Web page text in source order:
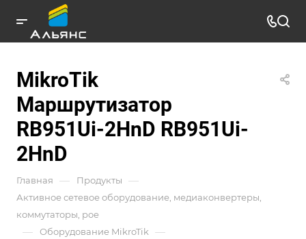
MikroTik
Маршрутизатор
RB951Ui-2HnD RB951Ui-
2HnD
Главная — Продукты —
Активное сетевое оборудование, медиаконвертеры,
коммутаторы, poe
— Оборудование MikroTik —